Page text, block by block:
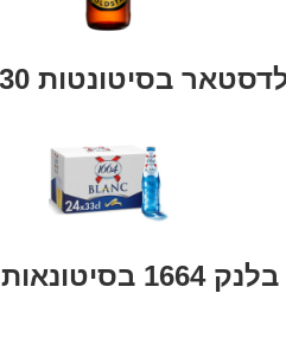
בסיטונטות 330 מ"ל בקבוק
1664 בסיטונאות